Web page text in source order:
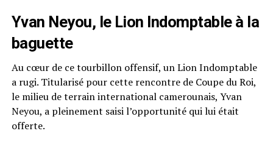
Yvan Neyou, le Lion Indomptable à la
baguette
Au cœur de ce tourbillon offensif, un Lion Indomptable
a rugi. Titularisé pour cette rencontre de Coupe du Roi,
le milieu de terrain international camerounais, Yvan
Neyou, a pleinement saisi l’opportunité qui lui était
offerte.